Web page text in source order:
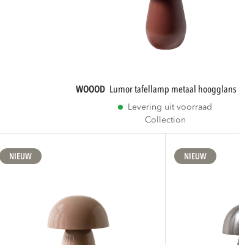
WOOOD lumor tafellamp metaal hoogglans
Levering uit voorraad
Collection
NIEUW NIEUW